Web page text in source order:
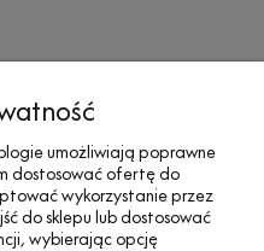
umożliwiają poprawne
dostosować ofertę do
wykorzystanie przez
do sklepu lub dostosować
wybierając opcję